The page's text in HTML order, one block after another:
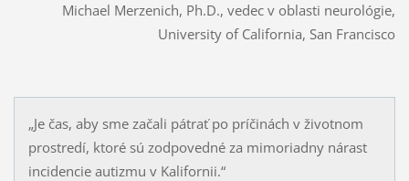
Michael Merzenich, Ph.D., vedec v oblasti neurológie,
University of California, San Francisco
„Je čas, aby sme začali pátrať po príčinách v životnom
prostredí, ktoré sú zodpovedné za mimoriadny nárast
incidencie autizmu v Kalifornii.“